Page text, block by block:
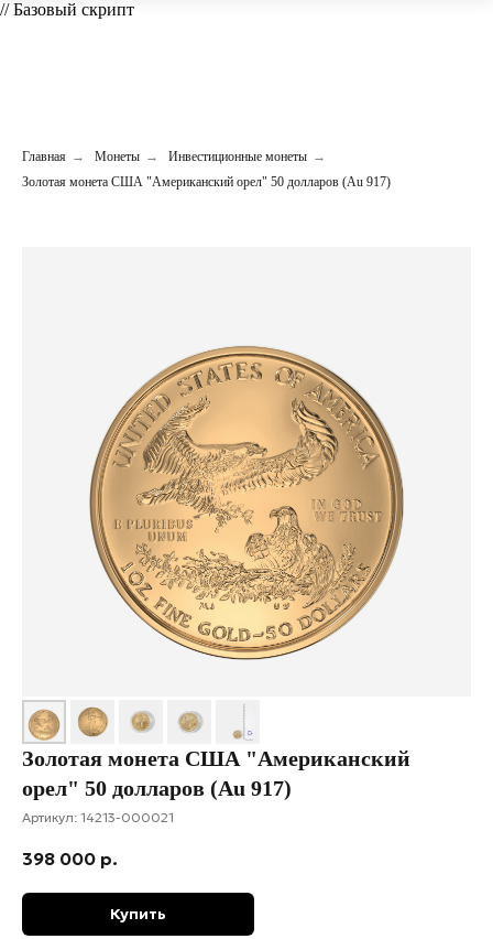
// Базовый скрипт
Главная → Монеты → Инвестиционные монеты →
Золотая монета США "Американский орел" 50 долларов (Au 917)
Золотая монета США "Американский
орел" 50 долларов (Au 917)
Артикул: 14213-000021
398 000 р.
Купить